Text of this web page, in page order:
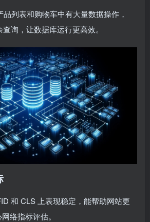
列表和购物车中有大量数据操作，
询，让数据库运行更高效。
和 CLS 上表现稳定，能帮助网站更
络指标评估。